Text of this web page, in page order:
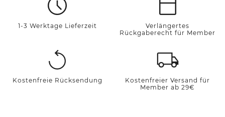
1-3 Werktage Lieferzeit
Verlängertes
Rückgaberecht für Member
Kostenfreie Rücksendung
Kostenfreier Versand für
Member ab 29€